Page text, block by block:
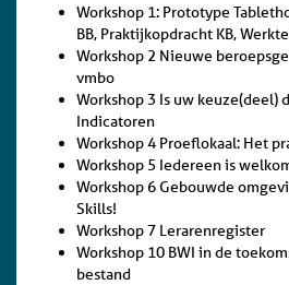
Workshop 1: Prototype
BB, Praktijkopdracht KB,
Workshop 2 Nieuwe
vmbo
Workshop 3 Is uw keuze(deel)
Indicatoren
Workshop 4 Proeflokaal: Het
Workshop 5 Iedereen is
Workshop 6 Gebouwde
Skills!
Workshop 7 Lerarenregister
Workshop 10 BWI in de
bestand